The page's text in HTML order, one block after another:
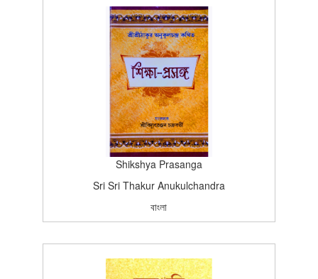
Satsang, Deoghar
Edition (*)
1950-02-13T15:26:37Z
BOOK
5
Shikshya Prasanga
Sri Sri Thakur Anukulchandra
বাংলা
Edition (3rd Edition-2016)